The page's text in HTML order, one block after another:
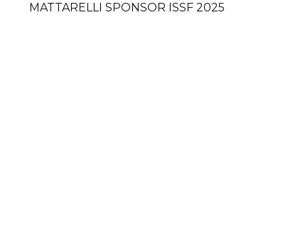
MATTARELLI SPONSOR ISSF 2025